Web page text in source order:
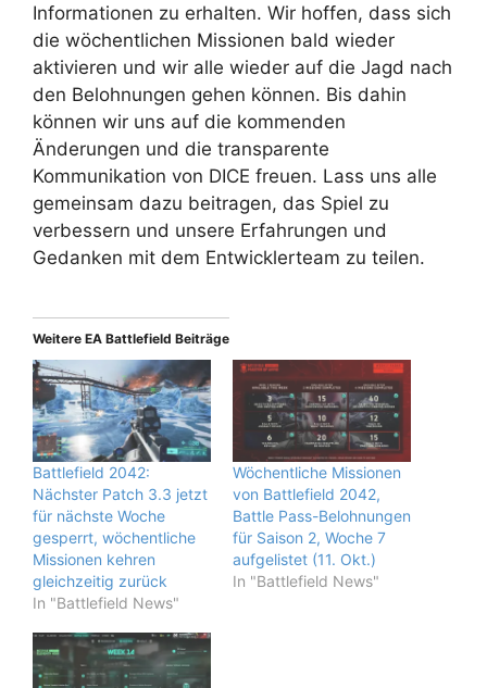
Informationen zu erhalten. Wir hoffen, dass sich
die wöchentlichen Missionen bald wieder
aktivieren und wir alle wieder auf die Jagd nach
den Belohnungen gehen können. Bis dahin
können wir uns auf die kommenden
Änderungen und die transparente
Kommunikation von DICE freuen. Lass uns alle
gemeinsam dazu beitragen, das Spiel zu
verbessern und unsere Erfahrungen und
Gedanken mit dem Entwicklerteam zu teilen.
Weitere EA Battlefield Beiträge
Battlefield 2042:
Nächster Patch 3.3 jetzt
für nächste Woche
gesperrt, wöchentliche
Missionen kehren
gleichzeitig zurück
In "Battlefield News"
Wöchentliche Missionen
von Battlefield 2042,
Battle Pass-Belohnungen
für Saison 2, Woche 7
aufgelistet (11. Okt.)
In "Battlefield News"